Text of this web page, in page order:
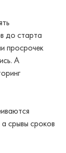
до старта
просрочек
А
срывы сроков